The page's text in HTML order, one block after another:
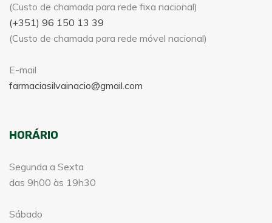
(Custo de chamada para rede fixa nacional)
(+351) 96 150 13 39
(Custo de chamada para rede móvel nacional)
E-mail
farmaciasilvainacio@gmail.com
HORÁRIO
Segunda a Sexta
das 9h00 às 19h30
Sábado